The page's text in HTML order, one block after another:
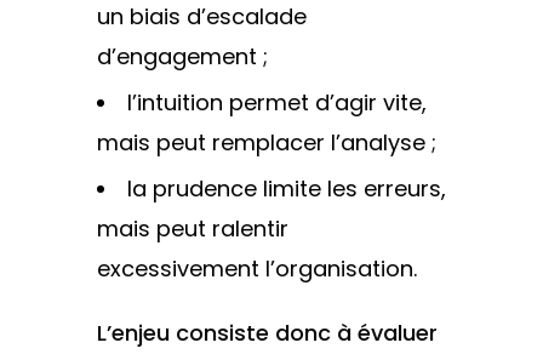
un biais d’escalade
d’engagement ;
l’intuition permet d’agir vite,
mais peut remplacer l’analyse ;
la prudence limite les erreurs,
mais peut ralentir
excessivement l’organisation.
L’enjeu consiste donc à évaluer